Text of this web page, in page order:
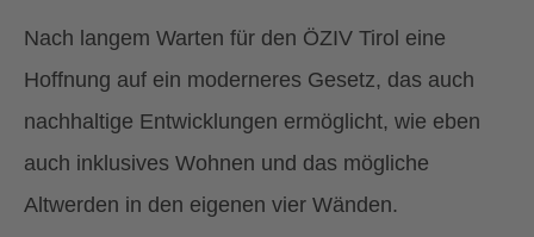
Nach langem Warten für den ÖZIV Tirol eine
Hoffnung auf ein moderneres Gesetz, das auch
nachhaltige Entwicklungen ermöglicht, wie eben
auch inklusives Wohnen und das mögliche
Altwerden in den eigenen vier Wänden.